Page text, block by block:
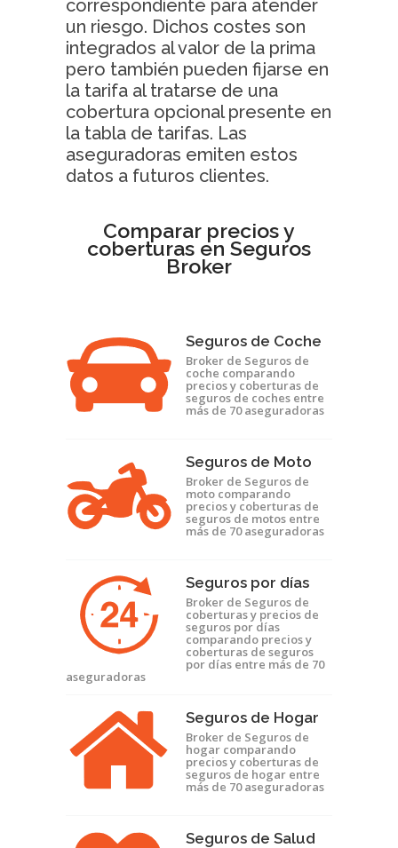
correspondiente para atender
un riesgo. Dichos costes son
integrados al valor de la prima
pero también pueden fijarse en
la tarifa al tratarse de una
cobertura opcional presente en
la tabla de tarifas. Las
aseguradoras emiten estos
datos a futuros clientes.
Comparar precios y
coberturas en Seguros
Broker
Seguros de Coche
Broker de Seguros de
coche comparando
precios y coberturas de
seguros de coches entre
más de 70 aseguradoras
Seguros de Moto
Broker de Seguros de
moto comparando
precios y coberturas de
seguros de motos entre
más de 70 aseguradoras
Seguros por días
Broker de Seguros de
coberturas y precios de
seguros por días
comparando precios y
coberturas de seguros
por días entre más de 70
aseguradoras
Seguros de Hogar
Broker de Seguros de
hogar comparando
precios y coberturas de
seguros de hogar entre
más de 70 aseguradoras
Seguros de Salud